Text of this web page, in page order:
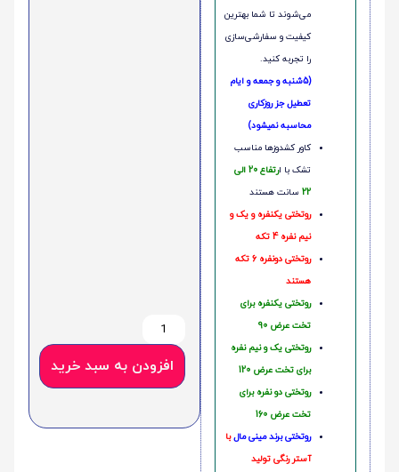
می‌شوند تا شما بهترین
کیفیت و سفارشی‌سازی
را تجربه کنید.
(5شنبه و جمعه و ایام
تعطیل جز روزکاری
محاسبه نمیشود)
کاور کشدوزها مناسب
تشک با ا
رتفاع 20 الی
22 سانت هستند
روتختی یکنفره و یک و
نیم نفره 4 تکه
روتختی دونفره 6 تکه
هستند
روتختی یکنفره برای
تخت عرض 90
روتختی یک و نیم نفره
برای تخت عرض 120
روتختی دو نفره برای
تخت عرض 160
روتختی‌ برند مینی مالبا
آستر رنگی تولید
افزودن به سبد خرید